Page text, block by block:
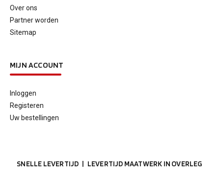
Over ons
Partner worden
Sitemap
MIJN ACCOUNT
Inloggen
Registeren
Uw bestellingen
SNELLE LEVERTIJD | LEVERTIJD MAATWERK IN OVERLEG